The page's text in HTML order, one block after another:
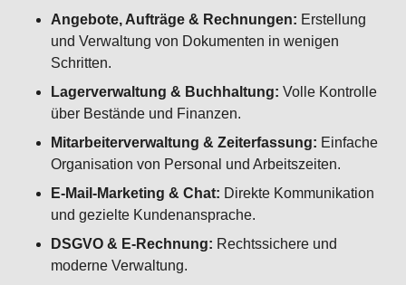
Angebote, Aufträge & Rechnungen: Erstellung
und Verwaltung von Dokumenten in wenigen
Schritten.
Lagerverwaltung & Buchhaltung: Volle Kontrolle
über Bestände und Finanzen.
Mitarbeiterverwaltung & Zeiterfassung: Einfache
Organisation von Personal und Arbeitszeiten.
E-Mail-Marketing & Chat: Direkte Kommunikation
und gezielte Kundenansprache.
DSGVO & E-Rechnung: Rechtssichere und
moderne Verwaltung.